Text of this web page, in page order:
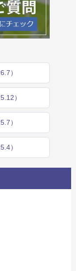
）
）
）
）